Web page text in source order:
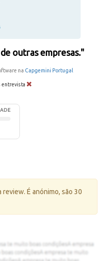
outras empresas."
na Capgemini Portugal
entrevista
review. É anónimo, são 30